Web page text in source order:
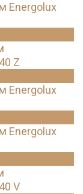
Energolux
Z
Energolux
Energolux
V